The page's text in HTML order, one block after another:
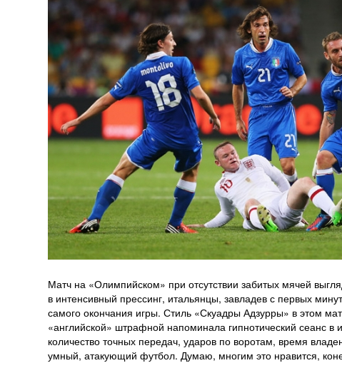
Матч на «Олимпийском» при отсутствии забитых мячей
в интенсивный прессинг, итальянцы, завладев с первых
самого окончания игры. Стиль «Скуадры Адзурры» в этом
«английской» штрафной напоминала гипнотический сеанс
количество точных передач, ударов по воротам, время
умный, атакующий футбол. Думаю, многим это нравится,